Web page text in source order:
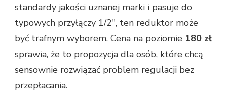
standardy jakości uznanej marki i pasuje do
typowych przyłączy 1/2", ten reduktor może
być trafnym wyborem. Cena na poziomie 180 zł
sprawia, że to propozycja dla osób, które chcą
sensownie rozwiązać problem regulacji bez
przepłacania.